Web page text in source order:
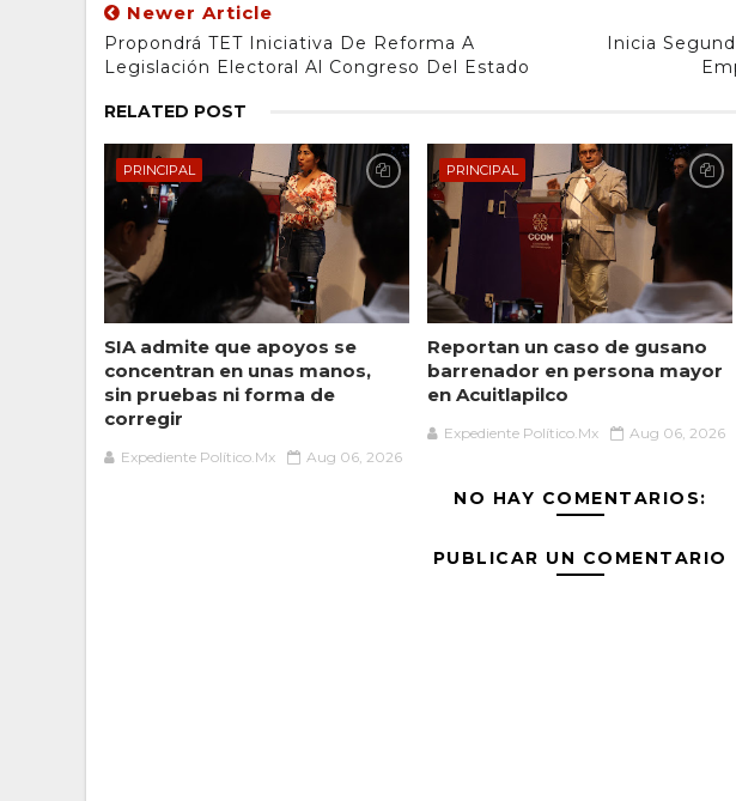
Newer Article
Propondrá TET Iniciativa De Reforma A
Legislación Electoral Al Congreso Del Estado
Inicia
RELATED POST
PRINCIPAL
SIA admite que apoyos se
concentran en unas manos,
sin pruebas ni forma de
corregir
Expediente Político.Mx Aug 06, 2026
PRINCIPAL
Reportan un caso de gusano
barrenador en persona mayor
en Acuitlapilco
Expediente Político.Mx Aug 06, 2026
NO HAY COMENTARIOS:
PUBLICAR UN COMENTARIO